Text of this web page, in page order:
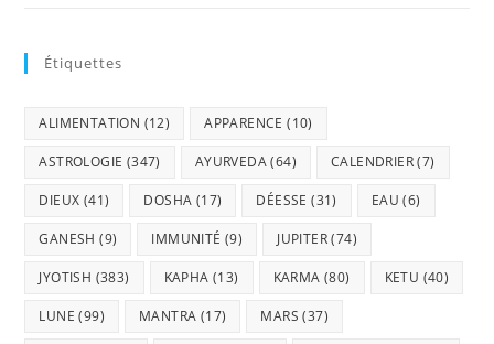
Étiquettes
ALIMENTATION (12) APPARENCE (10)
ASTROLOGIE (347) AYURVEDA(64) CALENDRIER(7)
DIEUX (41) DOSHA (17) DÉESSE (31) EAU (6)
GANESH (9) IMMUNITÉ (9) JUPITER(74)
JYOTISH (383) KAPHA (13) KARMA (80) KETU (40)
LUNE (99) MANTRA (17) MARS (37)